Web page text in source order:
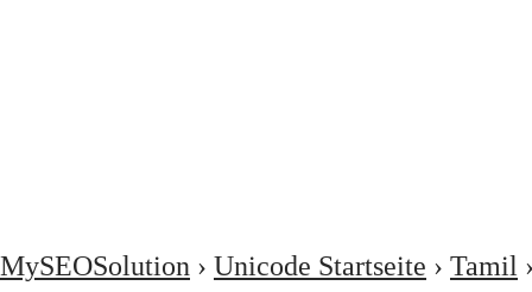
MySEOSolution › Unicode Startseite › Tamil